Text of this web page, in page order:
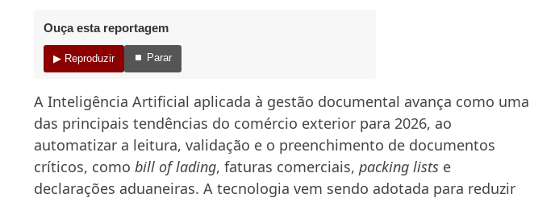
Ouça esta reportagem
▶ Reproduzir ⏹ Parar
A Inteligência Artificial aplicada à gestão documental avança como uma
das principais tendências do comércio exterior para 2026, ao
automatizar a leitura, validação e o preenchimento de documentos
críticos, como bill of lading, faturas comerciais, packing lists e
declarações aduaneiras. A tecnologia vem sendo adotada para reduzir